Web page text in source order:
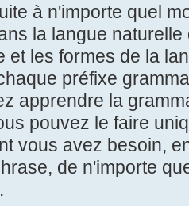
à n'importe quel
la langue
et les formes de la
préfixe
apprendre la
pouvez le faire
vous avez besoin,
de n'importe